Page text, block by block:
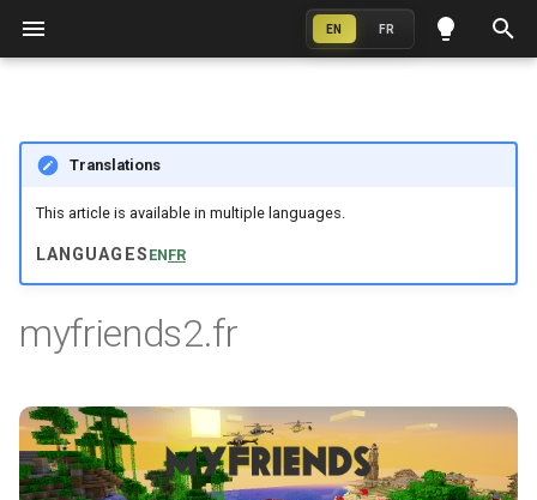
EN FR
z
i
2026
2024
2017
3D Printing
Electronics
Web
Translations
This article is available in multiple languages.
LANGUAGES ENFR
myfriends2.fr